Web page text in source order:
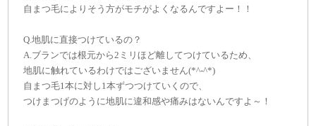
自まつ毛によりそう方がモチがよくなるんですよー！！
Q.地肌に直接つけているの？
A.ブランでは根元から2ミリほど離してつけているため、
地肌に触れているわけではございません(*^-^*)
自まつ毛1本に対し1本ずつつけていくので、
つけまつげのように地肌に違和感や痛みはないんですよ～！